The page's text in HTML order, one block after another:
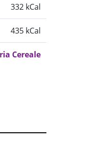
332 kCal
435 kCal
Cereale